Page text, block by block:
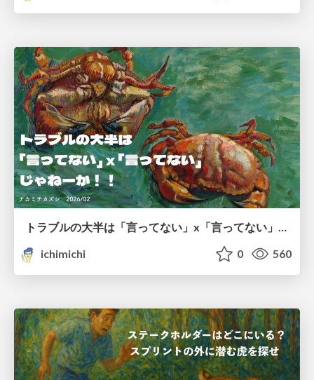
トラブルの大半は「言ってない」x「言ってない」じゃねーか！！
ichimichi
0 560